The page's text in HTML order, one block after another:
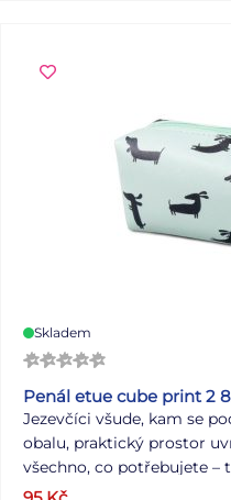
Skladem
Penál etue cube print 2
Jezevčíci všude, kam se
obalu, praktický prostor
všechno, co potřebujete –
Díky zipu zůstane